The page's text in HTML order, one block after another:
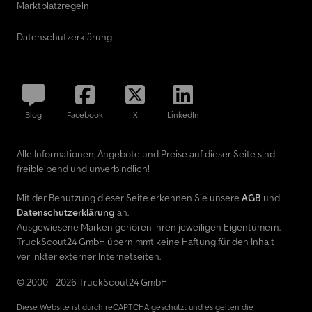
Drei-Punkt-Sicherheitsgurten - Warnton für nicht angelegten
Advanced Airbag Rückhaltesystem - Beifahrer - Beifahrerairbag-
und Beifahrer - Kopfairbags, oberhalb der Seitenfenster -
Seitenairbag für Fahrer und Beifahrer - Verstärkte
Karosseriekonstruktion - Verstärkter Rahmen * Paket: Sitz 37 -
Geschwindigkeitsregelanlage inkl. intelligentem
Geschwindigkeitsbegrenzer - Fahrspur-Assistent inkl.
System hinten - Rückwärts-Einpark-Assistent mit Bremsfunktion -
Rückfahrkamera mit "Split View"-Technologie * Partikelfilter:
Dieselpartikelfilte
Marktplatzregeln
Datenschutzerklärung
Blog Facebook X LinkedIn
Alle Informationen, Angebote und Preise auf dieser Seite sind
freibleibend und unverbindlich!
Mit der Benutzung dieser Seite erkennen Sie unsere AGB und
Datenschutzerklärung an.
Ausgewiesene Marken gehören ihren jeweiligen Eigentümern.
TruckScout24 GmbH übernimmt keine Haftung für den Inhalt
verlinkter externer Internetseiten.
© 2000 - 2026 TruckScout24 GmbH
Diese Website ist durch reCAPTCHA geschützt und es gelten die